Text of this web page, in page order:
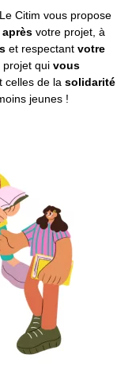
Citim vous propose
après votre projet, à
et respectant votre
projet qui vous
celles de la solidarité
jeunes !